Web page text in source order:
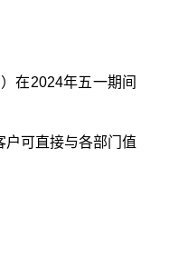
在2024年五一期间
可直接与各部门值